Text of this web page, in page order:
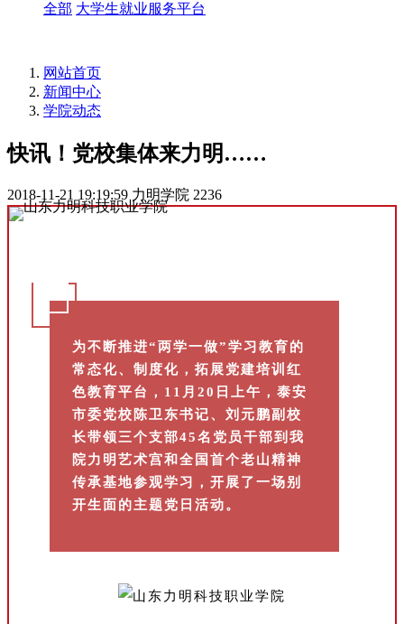
全部 大学生就业服务平台
网站首页
新闻中心
学院动态
快讯！党校集体来力明……
2018-11-21 19:19:59 力明学院 2236
为不断推进“两学一做”学习教育的
常态化、制度化，拓展党建培训红
色教育平台，11月20日上午，泰安
市委党校陈卫东书记、刘元鹏副校
长带领三个支部45名党员干部到我
院力明艺术宫和 全国首个老山精神
传承基地参观学习，开展了一场别
开生面的主题党日活动。